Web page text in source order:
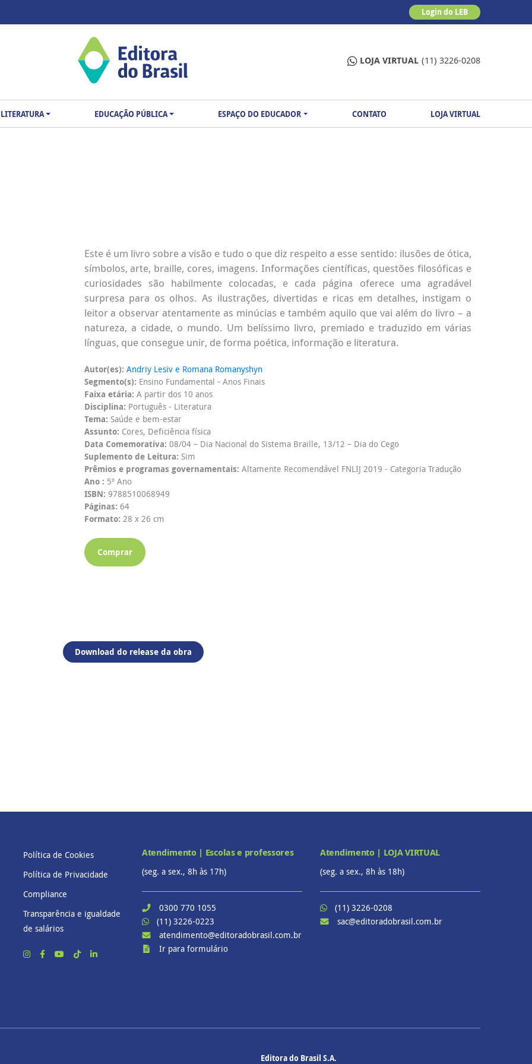
Login do LEB
LOJA VIRTUAL (11) 3226-0208
LITERATURA EDUCAÇÃO PÚBLICA ESPAÇO DO EDUCADOR CONTATO LOJA VIRTUAL
Este é um livro sobre a visão e tudo o que diz respeito a esse sentido: ilusões de ótica,
símbolos, arte, braille, cores, imagens. Informações científicas, questões filosóficas e
curiosidades são habilmente colocadas, e cada página oferece uma agradável
surpresa para os olhos. As ilustrações, divertidas e ricas em detalhes, instigam o
leitor a observar atentamente as minúcias e também aquilo que vai além do livro – a
natureza, a cidade, o mundo. Um belíssimo livro, premiado e traduzido em várias
línguas, que consegue unir, de forma poética, informação e literatura.
Autor(es): Andriy Lesiv e Romana Romanyshyn
Segmento(s): Ensino Fundamental - Anos Finais
Faixa etária: A partir dos 10 anos
Disciplina: Português - Literatura
Tema: Saúde e bem-estar
Assunto: Cores, Deficiência física
Data Comemorativa: 08/04 – Dia Nacional do Sistema Braille, 13/12 – Dia do Cego
Suplemento de Leitura: Sim
Prêmios e programas governamentais: Altamente Recomendável FNLIJ 2019 - Categoria Tradução
Ano : 5º Ano
ISBN: 9788510068949
Páginas: 64
Formato: 28 x 26 cm
Comprar
Download do release da obra
Política de Cookies
Política de Privacidade
Compliance
Transparência e igualdade
de salários
Atendimento | Escolas e professores
(seg. a sex., 8h às 17h)
0300 770 1055
(11) 3226-0223
atendimento@editoradobrasil.com.br
Ir para formulário
Atendimento | LOJA VIRTUAL
(seg. a sex., 8h às 18h)
(11) 3226-0208
sac@editoradobrasil.com.br
Editora do Brasil S.A.